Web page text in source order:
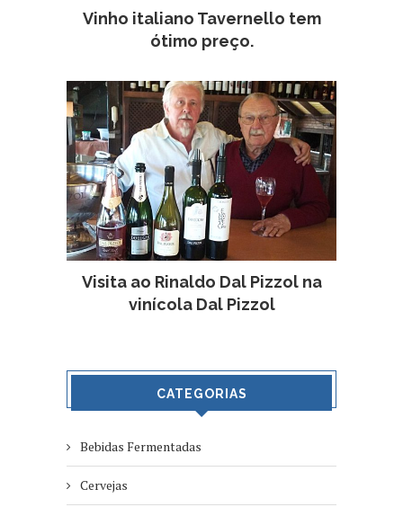
Vinho italiano Tavernello tem
ótimo preço.
Visita ao Rinaldo Dal Pizzol na
vinícola Dal Pizzol
CATEGORIAS
Bebidas Fermentadas
Cervejas